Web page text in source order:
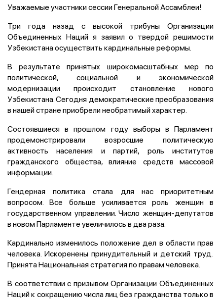
Уважаемые участники сессии Генеральной Ассамблеи!
Три года назад с высокой трибуны Организации
Объединенных Наций я заявил о твердой решимости
Узбекистана осуществить кардинальные реформы.
В результате принятых широкомасштабных мер по
политической, социальной и экономической
модернизации происходит становление нового
Узбекистана. Сегодня демократические преобразования
в нашей стране приобрели необратимый характер.
Состоявшиеся в прошлом году выборы в Парламент
продемонстрировали возросшие политическую
активность населения и партий, роль институтов
гражданского общества, влияние средств массовой
информации.
Гендерная политика стала для нас приоритетным
вопросом. Все больше усиливается роль женщин в
государственном управлении. Число женщин-депутатов
в новом Парламенте увеличилось в два раза.
Кардинально изменилось положение дел в области прав
человека. Искоренены принудительный и детский труд.
Принята Национальная стратегия по правам человека.
В соответствии с призывом Организации Объединенных
Наций к сокращению числа лиц без гражданства только в